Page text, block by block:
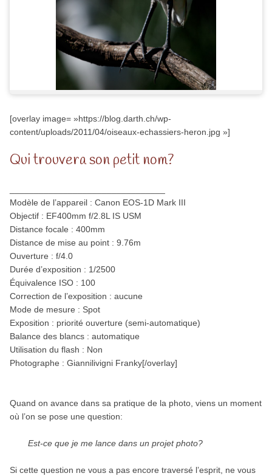
[overlay image= »https://blog.darth.ch/wp-
content/uploads/2011/04/oiseaux-echassiers-heron.jpg »]
Qui trouvera son petit nom?
Modèle de l’appareil : Canon EOS-1D Mark III
Objectif : EF400mm f/2.8L IS USM
Distance focale : 400mm
Distance de mise au point : 9.76m
Ouverture : f/4.0
Durée d’exposition : 1/2500
Équivalence ISO : 100
Correction de l’exposition : aucune
Mode de mesure : Spot
Exposition : priorité ouverture (semi-automatique)
Balance des blancs : automatique
Utilisation du flash : Non
Photographe : Giannilivigni Franky[/overlay]
Quand on avance dans sa pratique de la photo, viens un moment
où l’on se pose une question:
Est-ce que je me lance dans un projet photo?
Si cette question ne vous a pas encore traversé l’esprit, ne vous